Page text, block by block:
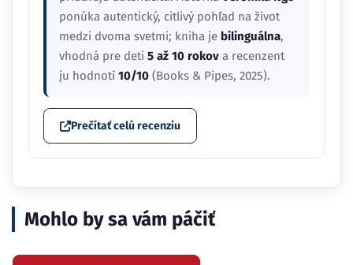
ponúka autentický, citlivý pohľad na život
medzi dvoma svetmi; kniha je bilinguálna,
vhodná pre deti 5 až 10 rokov a recenzent
ju hodnotí 10/10 (Books & Pipes, 2025).
Prečítať celú recenziu
Mohlo by sa vám páčiť